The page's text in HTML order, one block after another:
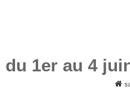
1er au 4